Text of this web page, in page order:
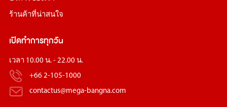
ร้านค้าที่น่าสนใจ
เปิดทำการทุกวัน
เวลา 10.00 น. - 22.00 น.
+66 2-105-1000
contactus@mega-bangna.com